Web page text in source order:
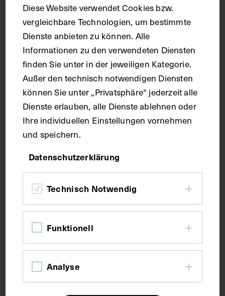
Porträt von Waldemar Haffekin, mit
Namenszug
CIRCA 1910 - 1930
Diese Website verwendet Cookies bzw.
vergleichbare Technologien, um bestimmte
Dienste anbieten zu können. Alle
Informationen zu den verwendeten Diensten
finden Sie unter in der jeweiligen Kategorie.
Außer den technisch notwendigen Diensten
können Sie unter „Privatsphäre“ jederzeit alle
Dienste erlauben, alle Dienste ablehnen oder
Ihre individuellen Einstellungen vornehmen
und speichern.
Datenschutzerklärung
Technisch Notwendig
Funktionell
Analyse